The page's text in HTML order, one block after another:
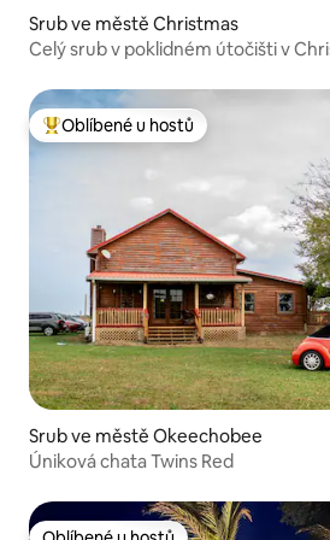
Srub ve městě Christmas
Celý srub v poklidném útočišti v
Nejlepší v kategorii Oblíbené u hostů
Oblíbené u hostů
Srub ve městě Okeechobee
Úniková chata Twins Red